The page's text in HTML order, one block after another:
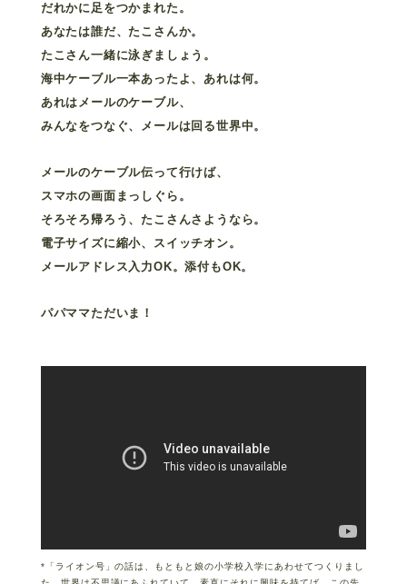
だれかに足をつかまれた。
あなたは誰だ、たこさんか。
たこさん一緒に泳ぎましょう。
海中ケーブル一本あったよ、あれは何。
あれはメールのケーブル、
みんなをつなぐ、メールは回る世界中。
メールのケーブル伝って行けば、
スマホの画面まっしぐら。
そろそろ帰ろう、たこさんさようなら。
電子サイズに縮小、スイッチオン。
メールアドレス入力OK。添付もOK。
パパママただいま！
*「ライオン号」の話は、もともと娘の小学校入学にあわせてつくりまし